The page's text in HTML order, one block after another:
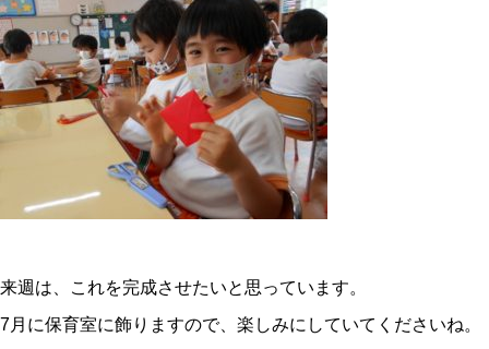
来週は、これを完成させたいと思っています。
7月に保育室に飾りますので、楽しみにしていてくださいね。